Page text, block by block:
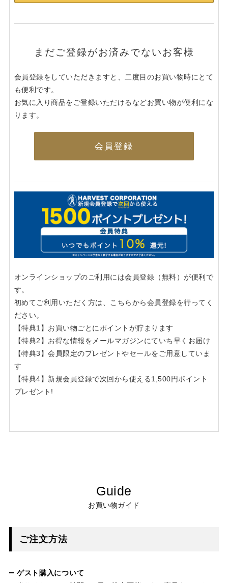
まだご登録がお済みでないお客様
会員登録をしていただきますと、二度目のお買い物時にとて
も便利です。
お気に入り商品をご登録いただけるなどお買い物が便利にな
ります。
会員登録
オンラインショップのご利用には会員登録（無料）が便利で
す。
初めてご利用いただく方は、こちらから会員登録を行ってく
ださい。
【特典1】お買い物ごとにポイントが貯まります
【特典2】お得な情報をメールマガジンにていち早くお届け
【特典3】会員限定のプレゼントやセールをご用意していま
す
【特典4】新規会員登録で次回から使える1,500円ポイント
プレゼント!
Guide
お買い物ガイド
ご注文方法
ゲスト購入について